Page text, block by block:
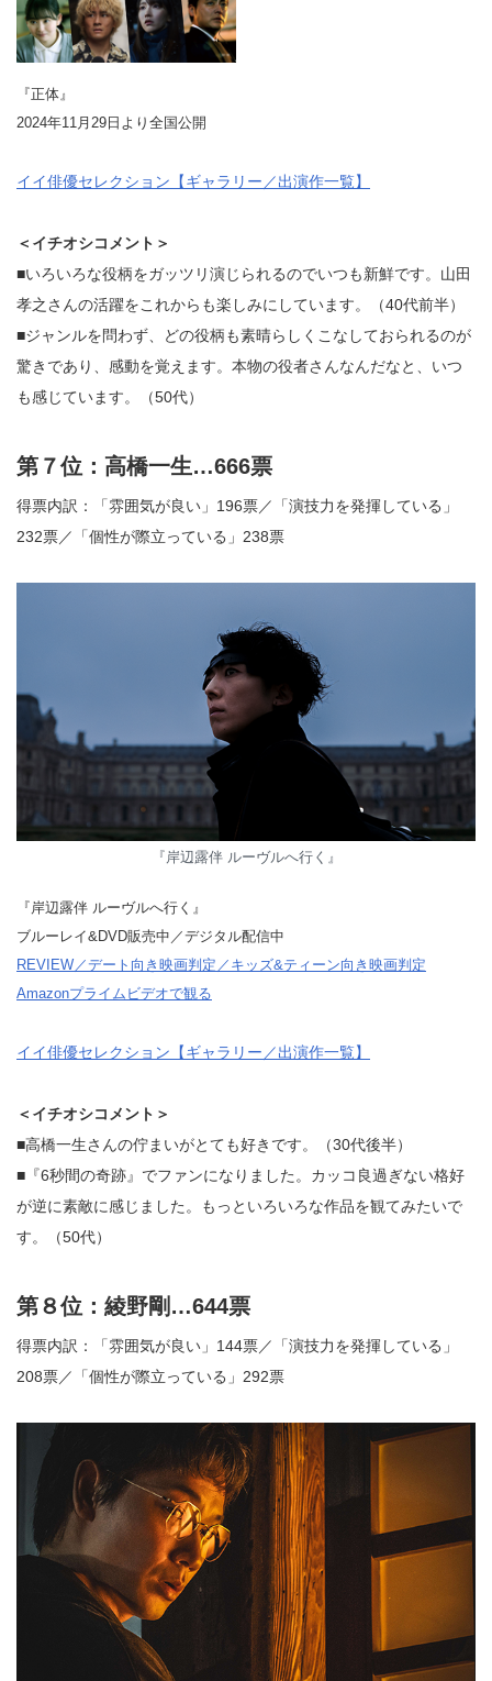
『正体』
2024年11月29日より全国公開
イイ俳優セレクション【ギャラリー／出演作一覧】
＜イチオシコメント＞
■いろいろな役柄をガッツリ演じられるのでいつも新鮮です。山田
孝之さんの活躍をこれからも楽しみにしています。（40代前半）
■ジャンルを問わず、どの役柄も素晴らしくこなしておられるのが
驚きであり、感動を覚えます。本物の役者さんなんだなと、いつ
も感じています。（50代）
第７位：高橋一生…666票
得票内訳：「雰囲気が良い」196票／「演技力を発揮している」
232票／「個性が際立っている」238票
『岸辺露伴 ルーヴルへ行く』
『岸辺露伴 ルーヴルへ行く』
ブルーレイ&DVD販売中／デジタル配信中
REVIEW／デート向き映画判定／キッズ&ティーン向き映画判定
Amazonプライムビデオで観る
イイ俳優セレクション【ギャラリー／出演作一覧】
＜イチオシコメント＞
■高橋一生さんの佇まいがとても好きです。（30代後半）
■『6秒間の奇跡』でファンになりました。カッコ良過ぎない格好
が逆に素敵に感じました。もっといろいろな作品を観てみたいで
す。（50代）
第８位：綾野剛…644票
得票内訳：「雰囲気が良い」144票／「演技力を発揮している」
208票／「個性が際立っている」292票